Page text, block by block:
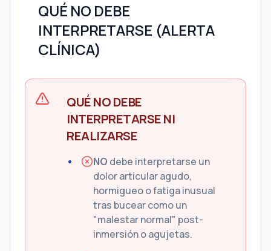
QUÉ NO DEBE
INTERPRETARSE (ALERTA
CLÍNICA)
QUÉ NO DEBE
INTERPRETARSE NI
REALIZARSE
NO debe interpretarse un
dolor articular agudo,
hormigueo o fatiga inusual
tras bucear como un
"malestar normal" post-
inmersión o agujetas.